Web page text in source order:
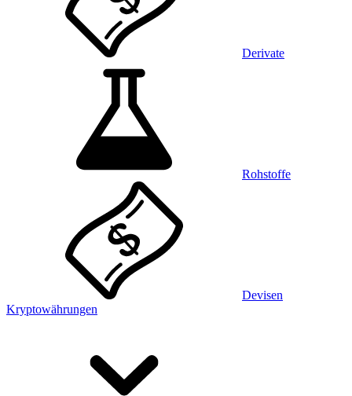
Derivate
Rohstoffe
Devisen
Kryptowährungen